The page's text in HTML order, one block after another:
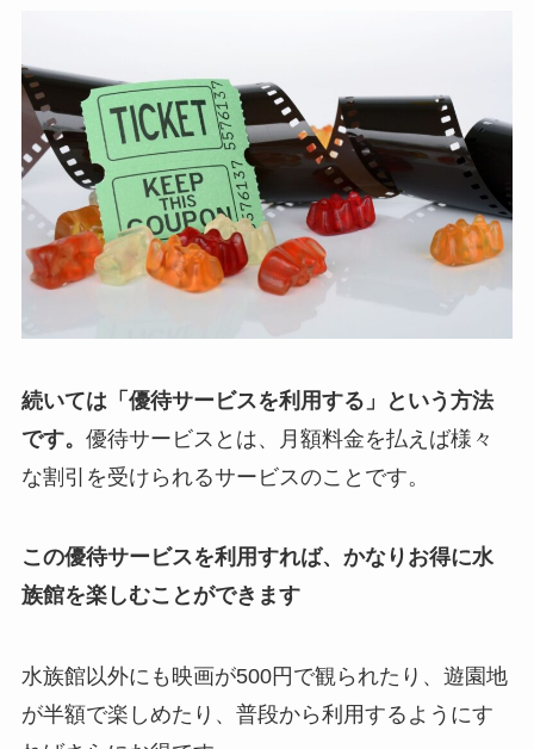
続いては「優待サービスを利用する」という方法
です。 優待サービスとは、月額料金を払えば様々
な割引を受けられるサービスのことです。
この優待サービスを利用すれば、かなりお得に水
族館を楽しむことができます
水族館以外にも映画が500円で観られたり、遊園地
が半額で楽しめたり、普段から利用するようにす